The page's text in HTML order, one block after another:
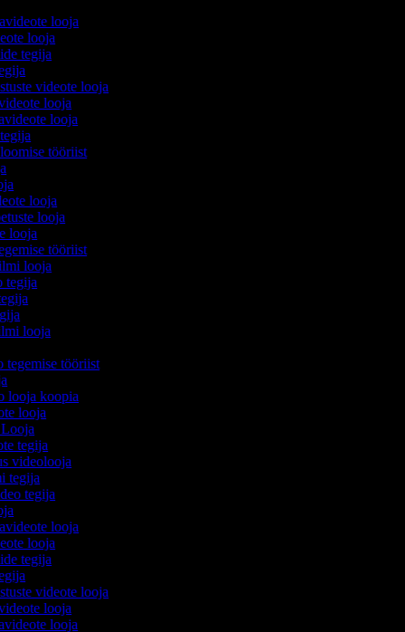
looja
looja
tegija
videote looja
looja
looja
tööriist
looja
looja
looja
tööriist
looja
tegija
looja
tegemise tööriist
looja koopia
looja
Looja
tegija
videolooja
tegija
tegija
looja
looja
tegija
videote looja
looja
looja